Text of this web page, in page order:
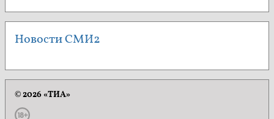
Новости СМИ2
© 2026 «ТИА»